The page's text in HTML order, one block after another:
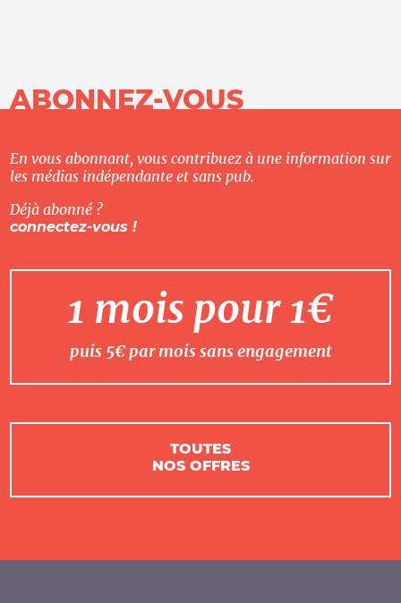
ABONNEZ-VOUS
En vous abonnant, vous contribuez à une information sur
les médias indépendante et sans pub.
Déjà abonné ?
connectez-vous !
1 mois pour 1€
puis 5€ par mois sans engagement
TOUTES
NOS OFFRES